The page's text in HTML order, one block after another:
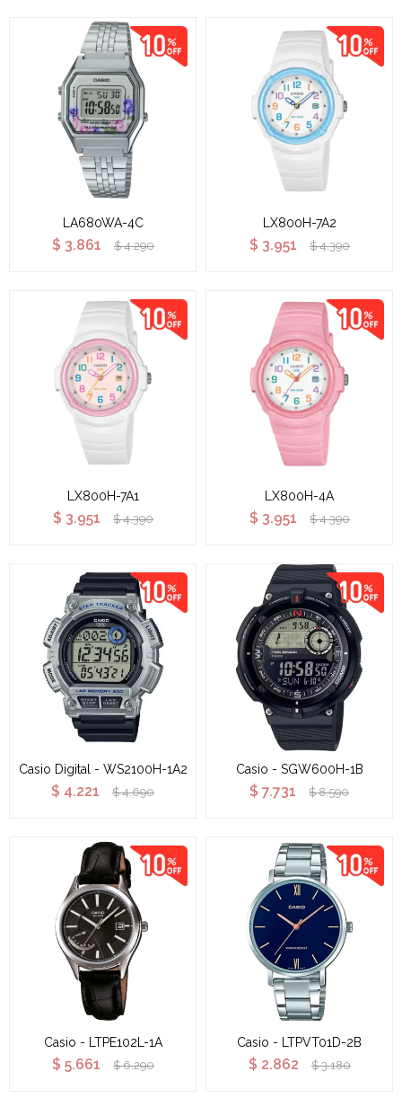
LA680WA-4C
$ 3.861 $ 4.290
LX800H-7A2
$ 3.951 $ 4.390
LX800H-7A1
$ 3.951 $ 4.390
LX800H-4A
$ 3.951 $ 4.390
Casio Digital - WS2100H-1A2
$ 4.221 $ 4.690
Casio - SGW600H-1B
$ 7.731 $ 8.590
Casio - LTPE102L-1A
$ 5.661 $ 6.290
Casio - LTPVT01D-2B
$ 2.862 $ 3.180